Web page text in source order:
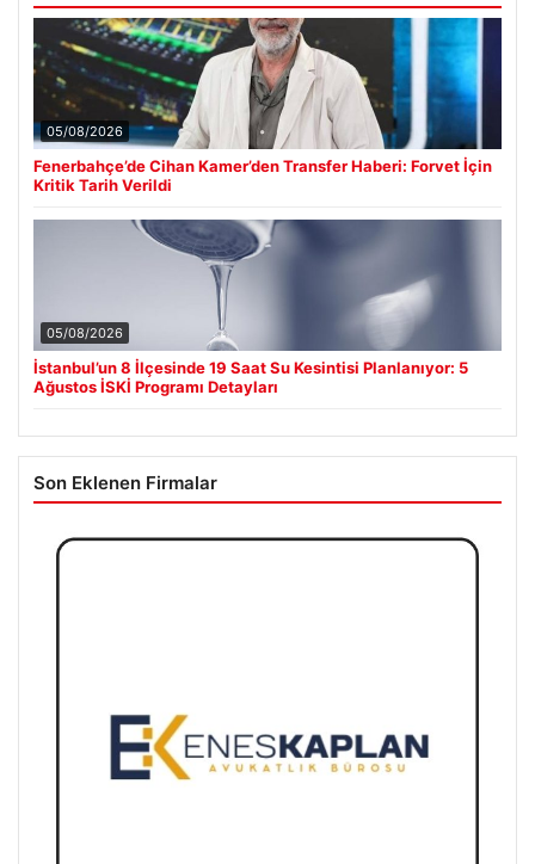
05/08/2026
Fenerbahçe’de Cihan Kamer’den Transfer Haberi: Forvet İçin
Kritik Tarih Verildi
05/08/2026
İstanbul’un 8 İlçesinde 19 Saat Su Kesintisi Planlanıyor: 5
Ağustos İSKİ Programı Detayları
Son Eklenen Firmalar